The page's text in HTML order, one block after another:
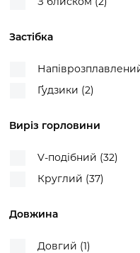
Застібка
Ґудзики (2)
Виріз горловини
V-подібний (32)
Круглий (37)
Довжина
Довгий (1)